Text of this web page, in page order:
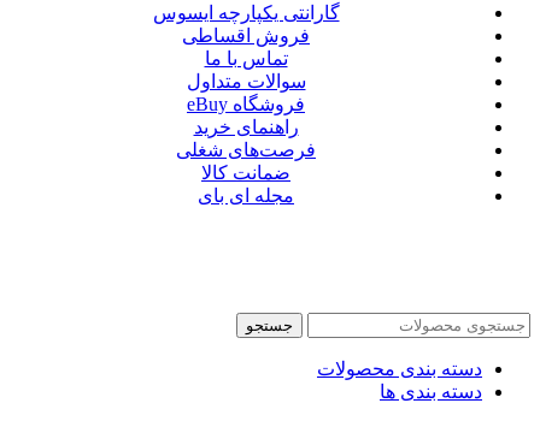
گارانتی یکپارچه ایسوس
فروش اقساطی
تماس با ما
سوالات متداول
فروشگاه eBuy
راهنمای خرید
فرصت‌های شغلی
ضمانت کالا
مجله ای بای
جستجو
دسته بندی محصولات
دسته بندی ها